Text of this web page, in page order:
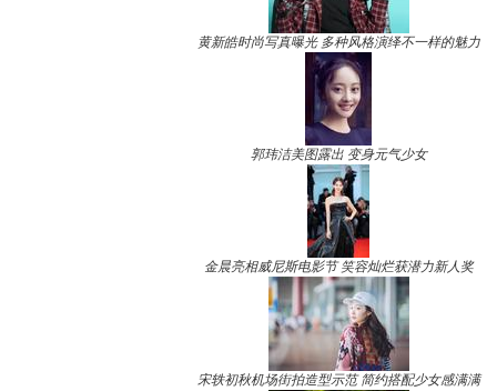
黄新皓时尚写真曝光 多种风格演绎不一样的魅力
郭玮洁美图露出 变身元气少女
金晨亮相威尼斯电影节 笑容灿烂获潜力新人奖
宋轶初秋机场街拍造型示范 简约搭配少女感满满